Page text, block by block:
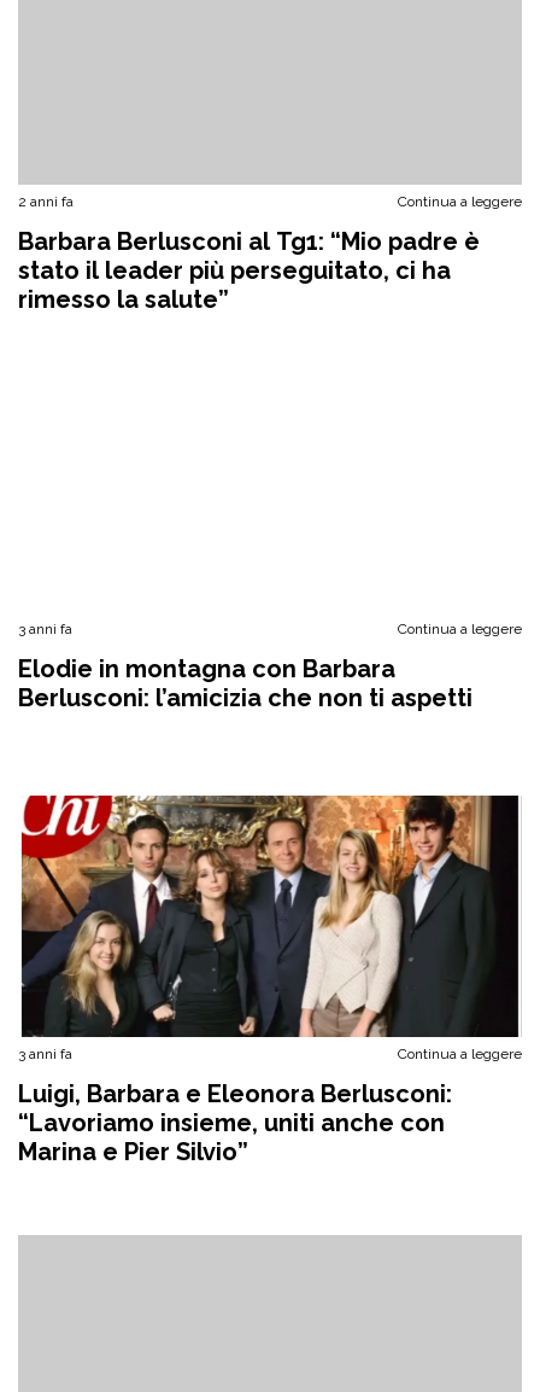
2 anni fa Continua a leggere
Barbara Berlusconi al Tg1: “Mio padre è
stato il leader più perseguitato, ci ha
rimesso la salute”
3 anni fa Continua a leggere
Elodie in montagna con Barbara
Berlusconi: l’amicizia che non ti aspetti
3 anni fa Continua a leggere
Luigi, Barbara e Eleonora Berlusconi:
“Lavoriamo insieme, uniti anche con
Marina e Pier Silvio”